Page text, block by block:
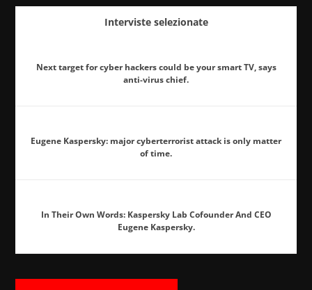
Interviste selezionate
Next target for cyber hackers could be your smart TV, says
anti-virus chief.
Eugene Kaspersky: major cyberterrorist attack is only matter
of time.
In Their Own Words: Kaspersky Lab Cofounder And CEO
Eugene Kaspersky.